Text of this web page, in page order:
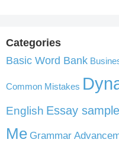
Categories
Basic Word Bank
Common Mistakes
English Essay sample
Me Grammar